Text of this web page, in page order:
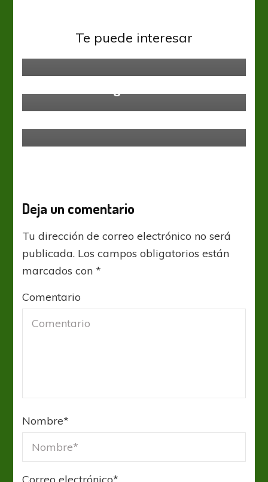
Te puede interesar
EPL: El subcampeón también
Deja un comentario
Tu dirección de correo electrónico no será
publicada. Los campos obligatorios están
marcados con*
Comentario
Nombre*